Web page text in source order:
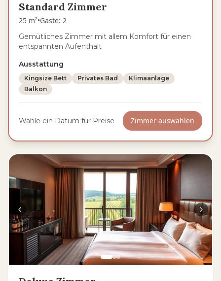
Standard Zimmer
25 m²•Gäste: 2
Gemütliches Zimmer mit allem Komfort für einen
entspannten Aufenthalt
Ausstattung
Kingsize Bett Privates Bad
Klimaanlage
Balkon
Wähle ein Datum für Preise Zimmer auswählen